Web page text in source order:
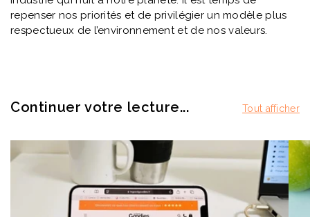
repenser nos priorités et de privilégier un modèle plus
respectueux de l’environnement et de nos valeurs.
Continuer votre lecture... Tout afficher